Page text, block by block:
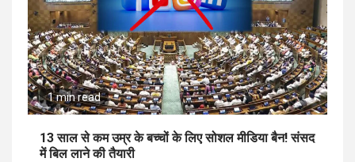
1 min read
13 साल से कम उम्र के बच्चों के लिए सोशल मीडिया बैन! संसद
में बिल लाने की तैयारी